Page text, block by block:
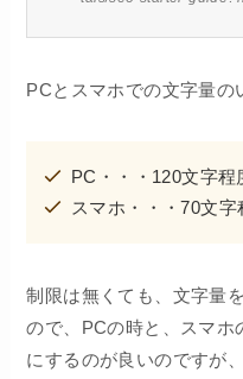
PCとスマホでの文字量の
PC・・・120文字程
スマホ・・・70文字
制限は無くても、文字量
ので、PCの時と、スマホ
にするのが良いのですが